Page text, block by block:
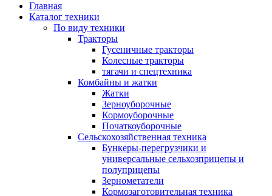
Главная
Каталог техники
По виду техники
Тракторы
Гусеничные тракторы
Колесные тракторы
тягачи и спецтехника
Комбайны и жатки
Жатки
Зерноуборочные
Кормоуборочные
Початкоуборочные
Сельскохозяйственная техника
Бункеры-перегрузчики и
универсальные сельхозприцепы и
полуприцепы
Зернометатели
Кормозаготовительная техника